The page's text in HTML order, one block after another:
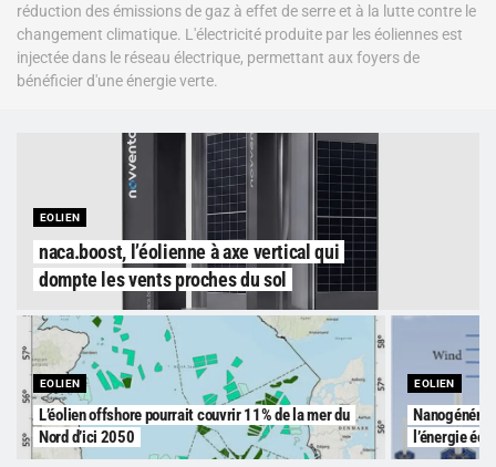
réduction des émissions de gaz à effet de serre et à la lutte contre le
changement climatique. L'électricité produite par les éoliennes est
injectée dans le réseau électrique, permettant aux foyers de
bénéficier d'une énergie verte.
EOLIEN
naca.boost, l’éolienne à axe vertical qui
dompte les vents proches du sol
EOLIEN
L’éolien offshore pourrait couvrir 11% de la mer du
Nord d’ici 2050
EOLIEN
l’énergie